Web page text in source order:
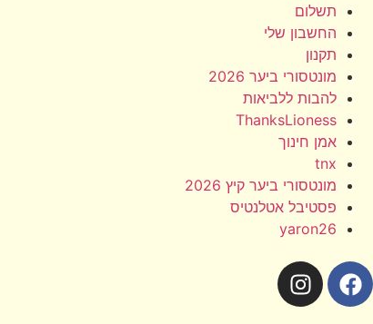
תשלום
החשבון שלי
תקנון
מונטסורי ביער 2026
להבות ללביאות
ThanksLioness
אמן חינוך
tnx
מונטסורי ביער קיץ 2026
פסטיבל אטלנטיס
yaron26